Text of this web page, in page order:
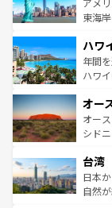
こと
ば市内
着の
アメ
東海
のよ
ンメ
西部
部の
文化
しみ
ならでは
情報は
ハワ
年間
ハワ
ワイ
島だ
おす
れる
人々
ク、
オー
オー
シド
リア
ク）
ど、
台湾
日本
自然